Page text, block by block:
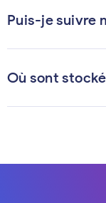
Puis-je suivre
Où sont